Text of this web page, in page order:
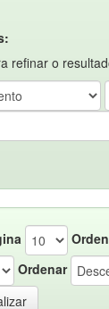
refinar o
Ordenar